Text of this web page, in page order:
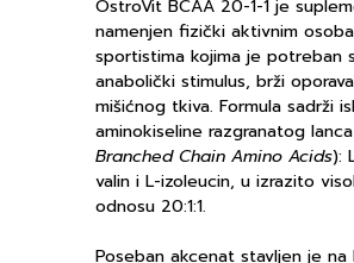
OstroVit BCAA 20-1-1 je
namenjen fizički aktivnim
sportistima kojima je potreban
anabolički stimulus, brži
mišićnog tkiva. Formula sadrži
aminokiseline razgranatog
Branched Chain Amino Acids):
valin i L-izoleucin, u izrazito
odnosu 20:1:1.
Poseban akcenat stavljen je na